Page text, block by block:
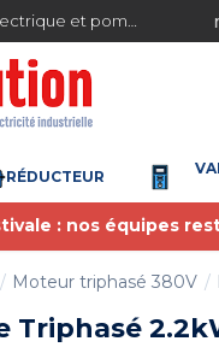
de 360 € TTC
RÉDUCTEUR
: nos équipes
Moteur triphasé 380V